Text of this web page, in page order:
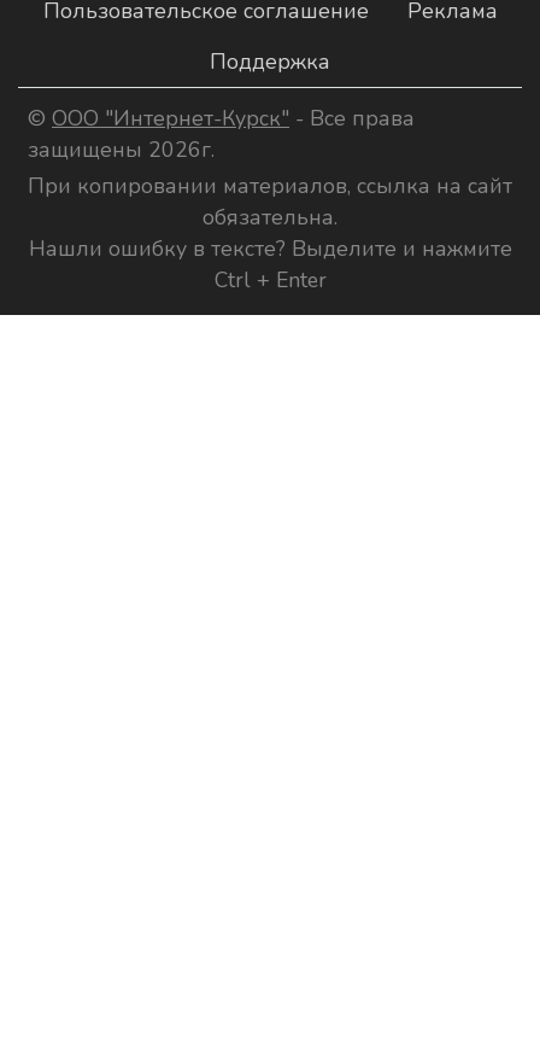
Пользовательское соглашение
Реклама
Поддержка
© ООО "Интернет-Курск" - Все права
защищены 2026г.
При копировании материалов, ссылка на сайт
обязательна.
Нашли ошибку в тексте? Выделите и нажмите
Ctrl + Enter